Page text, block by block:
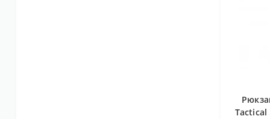
Tactical